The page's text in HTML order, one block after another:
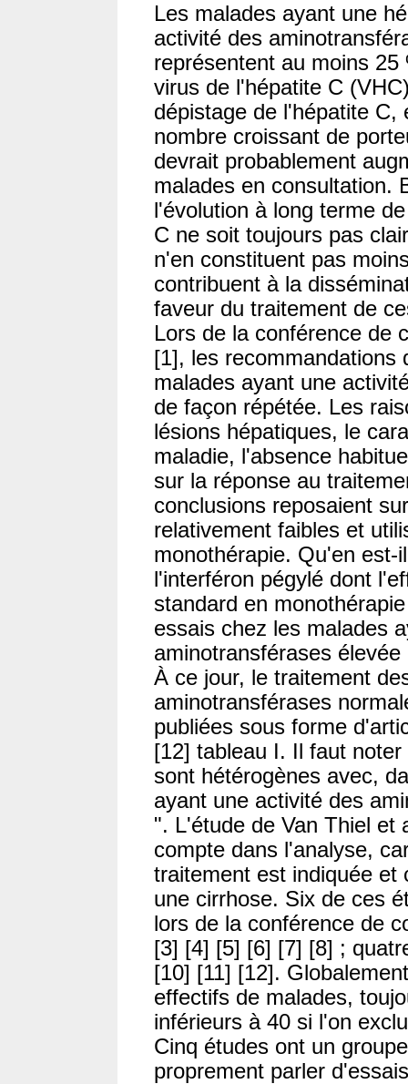
Les malades ayant une
activité des
représentent au moins
virus de l'hépatite C
dépistage de l'hépatite C,
nombre croissant de
devrait probablement
malades en consultation.
l'évolution à long terme
C ne soit toujours pas
n'en constituent pas
contribuent à la
faveur du traitement de
Lors de la conférence de
[1], les recommandations
malades ayant une
de façon répétée. Les
lésions hépatiques, le
maladie, l'absence
sur la réponse au
conclusions reposaient
relativement faibles et
monothérapie. Qu'en est-
l'interféron pégylé dont
standard en
essais chez les malades
aminotransférases élevée
À ce jour, le traitement
aminotransférases
publiées sous forme
[12] tableau I. Il faut
sont hétérogènes avec,
ayant une activité des
". L'étude de Van Thiel et
compte dans l'analyse,
traitement est indiquée et
une cirrhose. Six de ces
lors de la conférence de
[3] [4] [5] [6] [7] [8] ;
[10] [11] [12].
effectifs de malades,
inférieurs à 40 si l'on
Cinq études ont un
proprement parler